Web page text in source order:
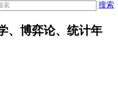
搜索
、博弈论、统计年